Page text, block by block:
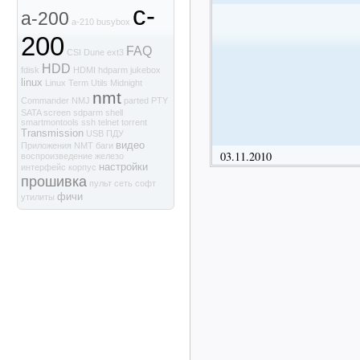
03.11.2010
a-200 a-210 busybox c-
200 CSI Dune ext3 FAQ
fdisk HDD HDMI hdparm jukebox
linux Linux Term Utils Midnight
Commander NMJ nmt parted PTY
SATA screen sdparm shell
smartmontools ssh telnet torrent
Transmission USB ПДУ
Приложения NMT баги видео
воспроизведение железо
интерфейс корпус настройки
прошивка пульт сеть софт
утилиты фичи